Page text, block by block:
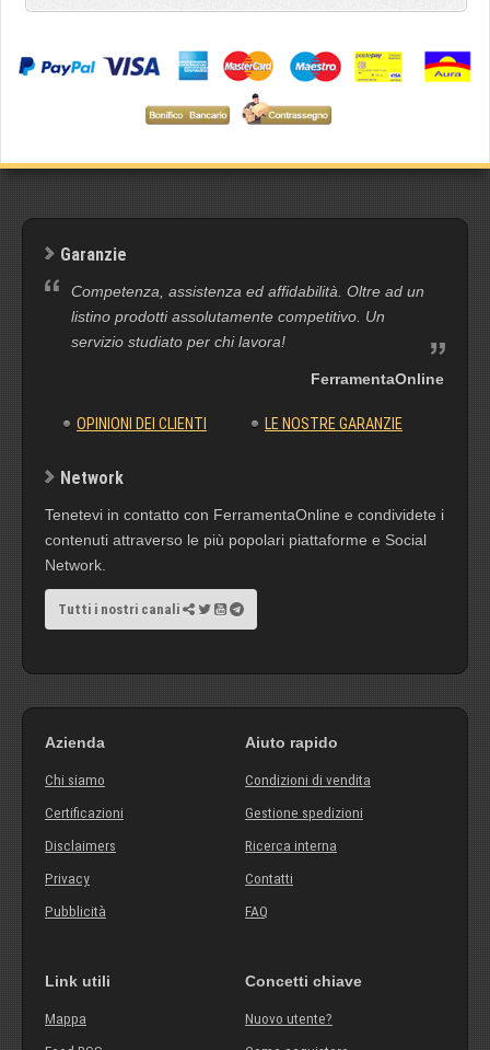
Garanzie
Competenza, assistenza ed affidabilità. Oltre ad un
listino prodotti assolutamente competitivo. Un
servizio studiato per chi lavora!
FerramentaOnline
OPINIONI DEI CLIENTI LE NOSTRE GARANZIE
Network
Tenetevi in contatto con FerramentaOnline e condividete i
contenuti attraverso le più popolari piattaforme e Social
Network.
Tutti i nostri canali
Azienda
Chi siamo
Certificazioni
Disclaimers
Privacy
Pubblicità
Aiuto rapido
Condizioni di vendita
Gestione spedizioni
Ricerca interna
Contatti
FAQ
Link utili
Mappa
Concetti chiave
Nuovo utente?